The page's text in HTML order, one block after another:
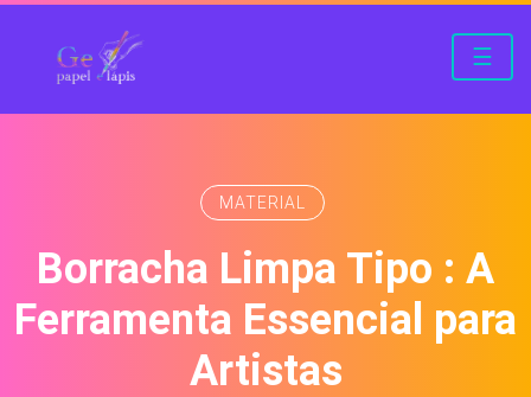
☰
MATERIAL
Borracha Limpa Tipo : A
Ferramenta Essencial para
Artistas